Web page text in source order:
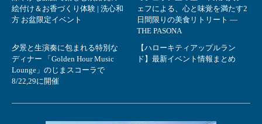
絵付け＆お香づくり体験 | 洗心和
方 お盆限定イベント
ェフによる、心と味覚を満たす2
日間限りの美食リトリート ―
THE PASONA
夕景と生演奏に包まれる特別な
ディナー 「Golden Hour Music
Lounge」のじまスコーラで
8/22,29に開催
【ハローキティアップルラン
ド】最新イベント情報まとめ